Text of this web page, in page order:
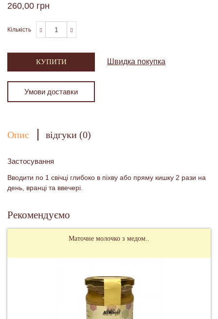
260,00 грн
Кількість
КУПИТИ Швидка покупка
Умови доставки
Опис відгуки (0)
Застосування
Вводити по 1 свічці глибоко в піхву або пряму кишку 2 рази на
день, вранці та ввечері.
Рекомендуємо
Маточне молочко з медом..